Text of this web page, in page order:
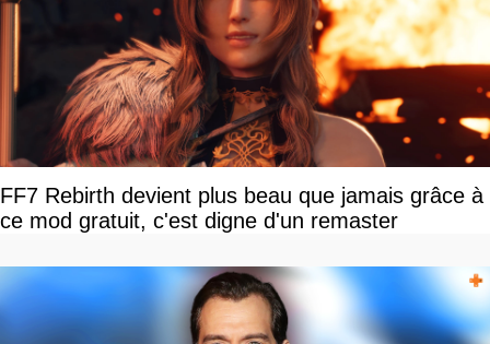
FF7 Rebirth devient plus beau que jamais grâce à
ce mod gratuit, c'est digne d'un remaster